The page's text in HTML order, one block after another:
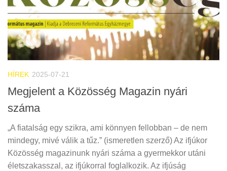
HÍREK 2025-07-21
Megjelent a Közösség Magazin nyári
száma
„A fiatalság egy szikra, ami könnyen fellobban – de nem
mindegy, mivé válik a tűz.” (ismeretlen szerző) Az ifjúkor
Közösség magazinunk nyári száma a gyermekkor utáni
életszakasszal, az ifjúkorral foglalkozik. Az ifjúság